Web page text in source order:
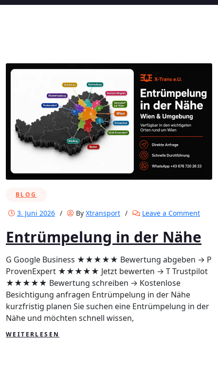
BLOG
3. Juni 2026 / By Xtransport / Leave a Commenton
der
Entrümpelung in der Nähe
G Google Business ★★★★★ Bewertung abgeben → P
ProvenExpert ★★★★★ Jetzt bewerten → T Trustpilot
★★★★★ Bewertung schreiben → Kostenlose
Besichtigung anfragen Entrümpelung in der Nähe
kurzfristig planen Sie suchen eine Entrümpelung in der
Nähe und möchten schnell wissen,
WEITERLESEN